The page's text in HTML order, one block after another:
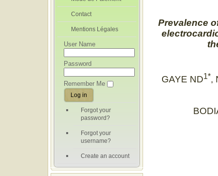
Contact
Mentions Légales
User Name
Password
Remember Me
Forgot your
password?
Forgot your
username?
Create an account
Prevalence
GAYE ND1*,